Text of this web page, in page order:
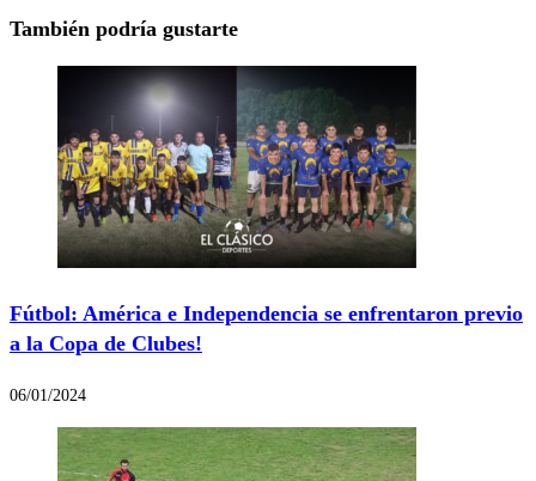
También podría gustarte
Fútbol: América e Independencia se enfrentaron previo
a la Copa de Clubes!
06/01/2024